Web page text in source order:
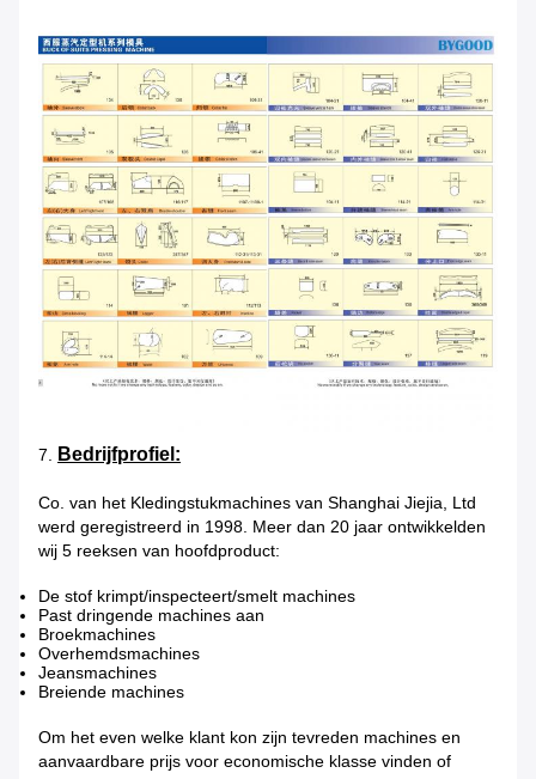
7. Bedrijfprofiel:
Co. van het Kledingstukmachines van Shanghai Jiejia, Ltd
werd geregistreerd in 1998. Meer dan 20 jaar ontwikkelden
wij 5 reeksen van hoofdproduct:
De stof krimpt/inspecteert/smelt machines
Past dringende machines aan
Broekmachines
Overhemdsmachines
Jeansmachines
Breiende machines
Om het even welke klant kon zijn tevreden machines en
aanvaardbare prijs voor economische klasse vinden of